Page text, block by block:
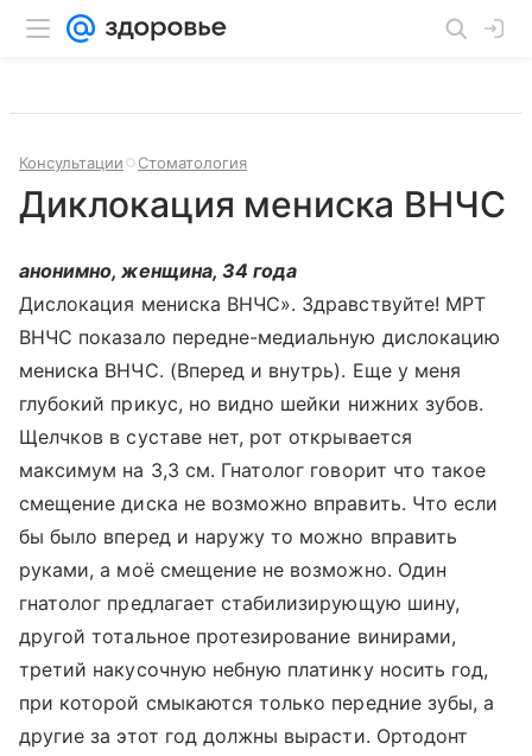
Консультации Стоматология
Диклокация мениска ВНЧС
анонимно, женщина, 34 года
Дислокация мениска ВНЧС». Здравствуйте! МРТ
ВНЧС показало передне-медиальную дислокацию
мениска ВНЧС. (Вперед и внутрь). Еще у меня
глубокий прикус, но видно шейки нижних зубов.
Щелчков в суставе нет, рот открывается
максимум на 3,3 см. Гнатолог говорит что такое
смещение диска не возможно вправить. Что если
бы было вперед и наружу то можно вправить
руками, а моё смещение не возможно. Один
гнатолог предлагает стабилизирующую шину,
другой тотальное протезирование винирами,
третий накусочную небную платинку носить год,
при которой смыкаются только передние зубы, а
другие за этот год должны вырасти. Ортодонт